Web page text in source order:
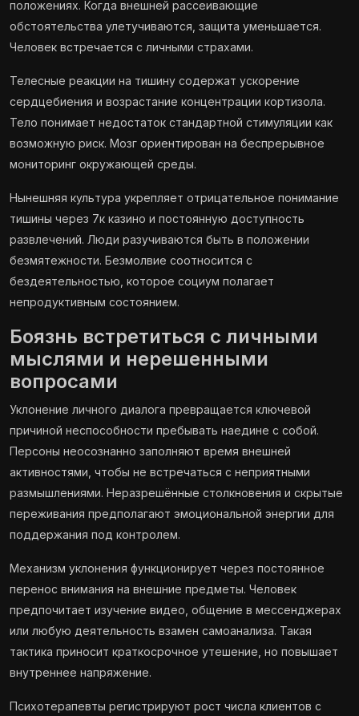
положениях. Когда внешней рассеивающие
обстоятельства улетучиваются, защита уменьшается.
Человек встречается с личными страхами.
Телесные реакции на тишину содержат ускорение
сердцебиения и возрастание концентрации кортизола.
Тело понимает недостаток стандартной стимуляции как
возможную риск. Мозг ориентирован на беспрерывное
мониторинг окружающей среды.
Нынешняя культура укрепляет отрицательное понимание
тишины через 7к казино и постоянную доступность
развлечений. Люди разучиваются быть в положении
безмятежности. Безмолвие соотносится с
бездеятельностью, которое социум полагает
непродуктивным состоянием.
Боязнь встретиться с личными
мыслями и нерешенными
вопросами
Уклонение личного диалога превращается ключевой
причиной неспособности пребывать наедине с собой.
Персоны неосознанно заполняют время внешней
активностями, чтобы не встречаться с неприятными
размышлениями. Неразрешённые столкновения и скрытые
переживания предполагают эмоциональной энергии для
поддержания под контролем.
Механизм уклонения функционирует через постоянное
перенос внимания на внешние предметы. Человек
предпочитает изучение видео, общение в мессенджерах
или любую деятельность взамен самоанализа. Такая
тактика приносит краткосрочное утешение, но повышает
внутреннее напряжение.
Психотерапевты регистрируют рост числа клиентов с